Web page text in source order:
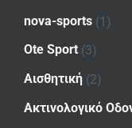
nova-sports (1)
Ote Sport (3)
Αισθητική (2)
Ακτινολογικό